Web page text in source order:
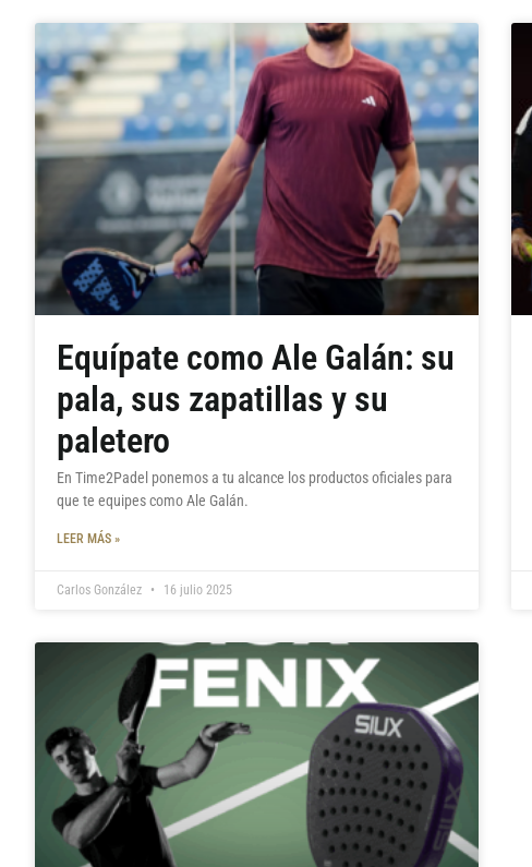
Equípate como Ale Galán: su
pala, sus zapatillas y su
paletero
En Time2Padel ponemos a tu alcance los productos oficiales para
que te equipes como Ale Galán.
LEER MÁS »
Carlos González 16 julio 2025